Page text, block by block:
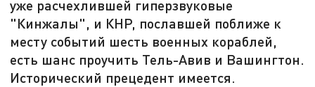
уже расчехлившей гиперзвуковые
"Кинжалы", и КНР, пославшей поближе к
месту событий шесть военных кораблей,
есть шанс проучить Тель-Авив и Вашингтон.
Исторический прецедент имеется.